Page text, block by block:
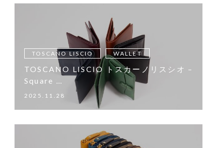
TOSCANO LISCIO WALLET
TOSCANO LISCIO トスカーノリスシオ –
Square …
2025.11.28